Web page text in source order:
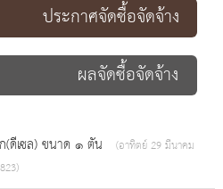
ประกาศจัดซื้อจัดจ้าง
ผลจัดซื้อจัดจ้าง
ดีเซล) ขนาด ๑ ตัน
(อาทิตย์ 29 มีนาคม